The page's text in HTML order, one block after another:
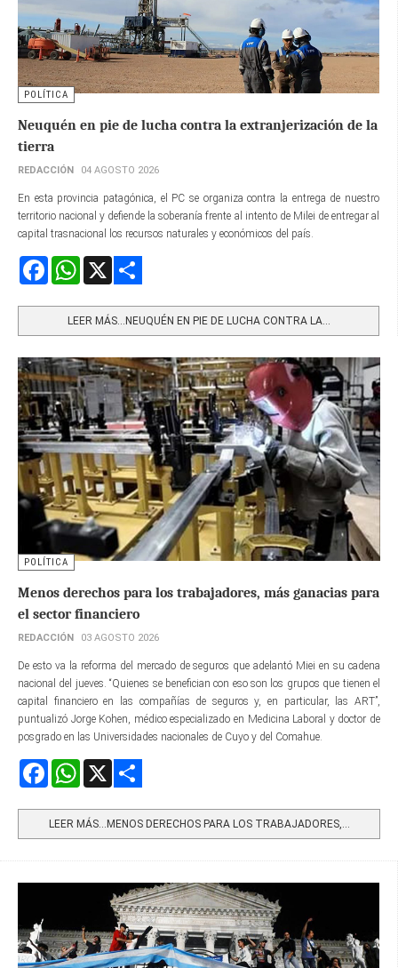
POLÍTICA
Neuquén en pie de lucha contra la extranjerización de la
tierra
REDACCIÓN 04 AGOSTO 2026
En esta provincia patagónica, el PC se organiza contra la entrega de nuestro
territorio nacional y defiende la soberanía frente al intento de Milei de entregar al
capital trasnacional los recursos naturales y económicos del país.
FacebookWhatsApp
LEER MÁS…NEUQUÉN EN PIE DE LUCHA CONTRA LA...
POLÍTICA
Menos derechos para los trabajadores, más ganacias para
el sector financiero
REDACCIÓN 03 AGOSTO 2026
De esto va la reforma del mercado de seguros que adelantó Miei en su cadena
nacional del jueves. “Quienes se benefician con eso son los grupos que tienen el
capital financiero en las compañías de seguros y, en particular, las ART”,
puntualizó Jorge Kohen, médico especializado en Medicina Laboral y doctor de
posgrado en las Universidades nacionales de Cuyo y del Comahue.
FacebookWhatsApp
LEER MÁS…MENOS DERECHOS PARA LOS TRABAJADORES,...